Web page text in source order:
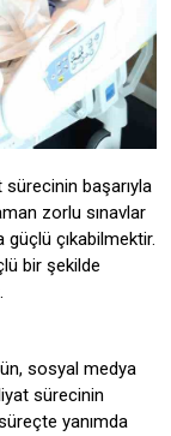
başarıyla
zorlu sınavlar
çıkabilmektir.
bir şekilde
sosyal medya
sürecinin
yanımda